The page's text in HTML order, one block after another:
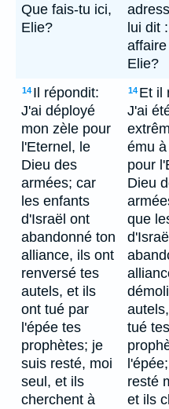
Que fais-tu ici,
Elie?
lui dit
Elie?
14 Il répondit:
J'ai déployé
mon zèle pour
l'Eternel, le
Dieu des
armées; car
les enfants
d'Israël ont
abandonné ton
alliance, ils ont
renversé tes
autels, et ils
ont tué par
l'épée tes
prophètes; je
suis resté, moi
seul, et ils
cherchent à
14 Et il
J'ai
ému
pour
Dieu
que
tué tes
resté
et ils